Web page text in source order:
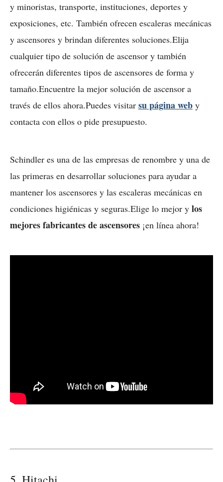
y minoristas, transporte, instituciones, deportes y
exposiciones, etc. También ofrecen escaleras mecánicas
y ascensores y brindan diferentes soluciones.Elija
cualquier tipo de solución de ascensor y también
ofrecerán diferentes tipos de ascensores de forma y
tamaño.Encuentre la mejor solución de ascensor a
través de ellos ahora.Puedes visitar su página web y
contacta con ellos o pide presupuesto.
Schindler es una de las empresas de renombre y una de
las primeras en desarrollar soluciones para ayudar a
mantener los ascensores y las escaleras mecánicas en
condiciones higiénicas y seguras.Elige lo mejor y los
mejores fabricantes de ascensores ¡en línea ahora!